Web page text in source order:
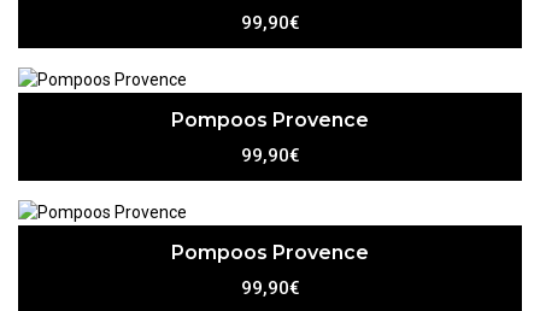
99,90€
Pompoos Provence
99,90€
Pompoos Provence
99,90€